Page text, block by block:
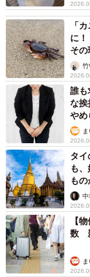
「
に
そ
竹
誰も
な挨
やめ
タ
も
もの
中
【
数